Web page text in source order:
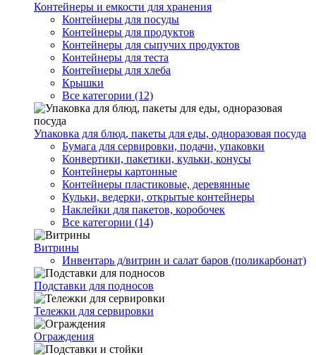
Контейнеры и емкости для хранения
Контейнеры для посуды
Контейнеры для продуктов
Контейнеры для сыпучих продуктов
Контейнеры для теста
Контейнеры для хлеба
Крышки
Все категории (12)
Упаковка для блюд, пакеты для еды, одноразовая посуда
Бумага для сервировки, подачи, упаковки
Конвертики, пакетики, кульки, конусы
Контейнеры картонные
Контейнеры пластиковые, деревянные
Кульки, ведерки, открытые контейнеры
Наклейки для пакетов, коробочек
Все категории (14)
Витрины
Инвентарь д/витрин и салат баров (поликарбонат)
Подставки для подносов
Тележки для сервировки
Ограждения